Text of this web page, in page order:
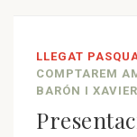
LLEGAT
COMPTAREM
BARÓN I